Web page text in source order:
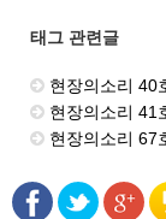
태그 관련글
현장의소리 40
현장의소리 41
현장의소리 67